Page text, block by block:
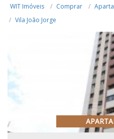
WIT Imóveis Comprar
Vila João Jorge